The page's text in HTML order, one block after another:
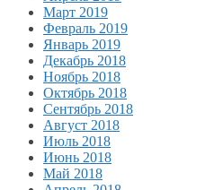
Март 2019
Февраль 2019
Январь 2019
Декабрь 2018
Ноябрь 2018
Октябрь 2018
Сентябрь 2018
Август 2018
Июль 2018
Июнь 2018
Май 2018